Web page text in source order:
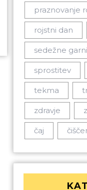
praznovanje
rojstni dan
sedežne
sprostitev
tekma
zdravje
čaj